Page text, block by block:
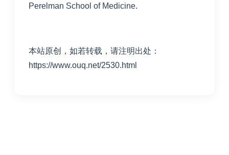
Perelman School of Medicine.
本站原创，如若转载，请注明出处：
https://www.ouq.net/2530.html